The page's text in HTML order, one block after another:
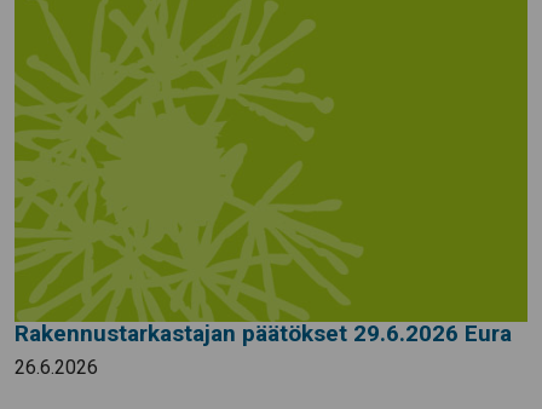
Rakennustarkastajan päätökset 29.6.2026 Eura
26.6.2026